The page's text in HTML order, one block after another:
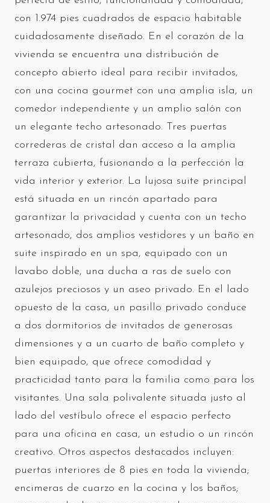
con 1.974 pies cuadrados de espacio habitable
cuidadosamente diseñado. En el corazón de la
vivienda se encuentra una distribución de
concepto abierto ideal para recibir invitados,
con una cocina gourmet con una amplia isla, un
comedor independiente y un amplio salón con
un elegante techo artesonado. Tres puertas
correderas de cristal dan acceso a la amplia
terraza cubierta, fusionando a la perfección la
vida interior y exterior. La lujosa suite principal
está situada en un rincón apartado para
garantizar la privacidad y cuenta con un techo
artesonado, dos amplios vestidores y un baño en
suite inspirado en un spa, equipado con un
lavabo doble, una ducha a ras de suelo con
azulejos preciosos y un aseo privado. En el lado
opuesto de la casa, un pasillo privado conduce
a dos dormitorios de invitados de generosas
dimensiones y a un cuarto de baño completo y
bien equipado, que ofrece comodidad y
practicidad tanto para la familia como para los
visitantes. Una sala polivalente situada justo al
lado del vestíbulo ofrece el espacio perfecto
para una oficina en casa, un estudio o un rincón
creativo. Otros aspectos destacados incluyen:
puertas interiores de 8 pies en toda la vivienda;
encimeras de cuarzo en la cocina y los baños;